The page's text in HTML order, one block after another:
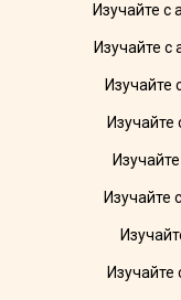
Изучайте с
Изучайте с
Изучайте
Изучайте
Изучайте
Изучайте